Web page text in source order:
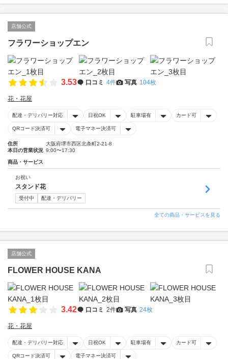
店舗公式
フラワーショップエン
3.53 口コミ 4件 写真 104枚
花・花屋
配達・デリバリー対応 日祝OK 駐車場有 カード可
QRコード決済可 電子マネー決済可
住所
大阪府堺市西区北条町2-21-8
本日の営業状況 9:00〜17:30
商品・サービス
お祝い
スタンド花
受付中 配達・デリバリー
全ての商品・サービスを見る
店舗公式
FLOWER HOUSE KANA
3.42 口コミ 2件 写真 24枚
花・花屋
配達・デリバリー対応 日祝OK 駐車場有 カード可
QRコード決済可 電子マネー決済可